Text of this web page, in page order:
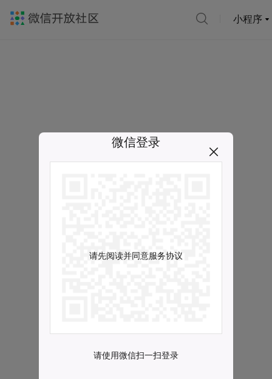
小程序
微信登录
请先阅读并同意服务协议
请使用微信扫一扫登录